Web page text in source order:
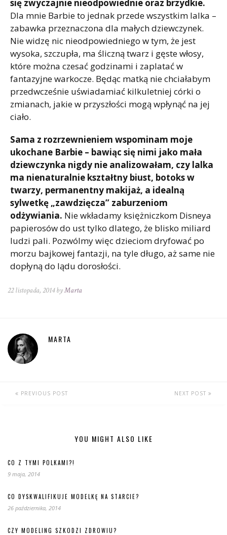
się zwyczajnie nieodpowiednie oraz brzydkie.
Dla mnie Barbie to jednak przede wszystkim lalka –
zabawka przeznaczona dla małych dziewczynek.
Nie widzę nic nieodpowiedniego w tym, że jest
wysoka, szczupła, ma śliczną twarz i gęste włosy,
które można czesać godzinami i zaplatać w
fantazyjne warkocze. Będąc matką nie chciałabym
przedwcześnie uświadamiać kilkuletniej córki o
zmianach, jakie w przyszłości mogą wpłynąć na jej
ciało.
Sama z rozrzewnieniem wspominam moje
ukochane Barbie – bawiąc się nimi jako mała
dziewczynka nigdy nie analizowałam, czy lalka
ma nienaturalnie kształtny biust, botoks w
twarzy, permanentny makijaż, a idealną
sylwetkę „zawdzięcza” zaburzeniom
odżywiania. Nie wkładamy księżniczkom Disneya
papierosów do ust tylko dlatego, że blisko miliard
ludzi pali. Pozwólmy więc dzieciom dryfować po
morzu bajkowej fantazji, na tyle długo, aż same nie
dopłyną do lądu dorosłości.
22 listopada, 2014 byMarta
MARTA
PREVIOUS POST NEXT POST
YOU MIGHT ALSO LIKE
CO Z TYMI POLKAMI?!
9 maja, 2014
CO DYSKWALIFIKUJE MODELKĘ NA STARCIE?
26 października, 2014
CZY MODELING SZKODZI ZDROWIU?